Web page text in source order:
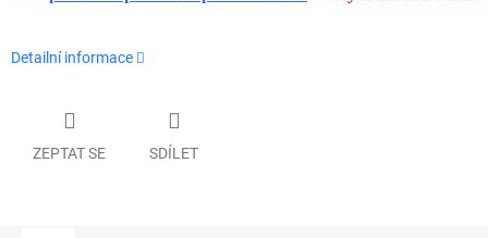
Detailní informace
ZEPTAT SE SDÍLET